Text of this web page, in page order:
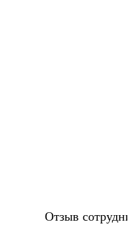
Отзыв